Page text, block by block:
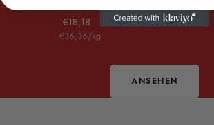
Angebotspreis
€18,18
€36,36/kg
ANSEHEN